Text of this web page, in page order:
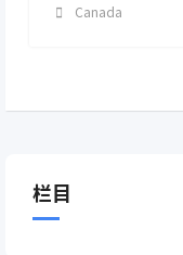
Canada
栏目